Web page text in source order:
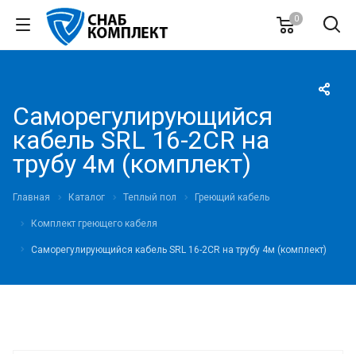
0
Саморегулирующийся
кабель SRL 16-2CR на
трубу 4м (комплект)
Главная Каталог Теплый пол Греющий кабель
Комплект греющего кабеля
Саморегулирующийся кабель SRL 16-2CR на трубу 4м (комплект)